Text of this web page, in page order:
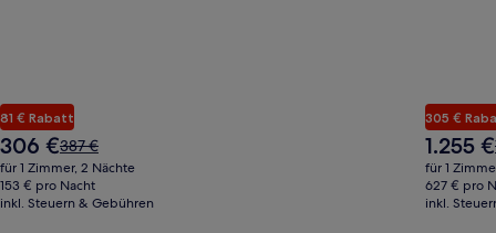
81 € Rabatt
Der
Preis
beträgt
306 €
306 €Der
alte
Preis
war
387 €
für 1 Zimmer, 2 Nächte
153 € pro Nacht
inkl. Steuern & Gebühren
305 €
Der
Preis
beträgt
1.255 €
1.255 €
für 1
627 € pro
inkl.